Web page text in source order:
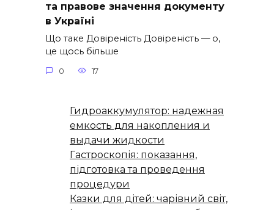
та правове значення документу
в Україні
Що таке Довіреність Довіреність — о,
це щось більше
0 17
Гидроаккумулятор: надежная
емкость для накопления и
выдачи жидкости
Гастроскопія: показання,
підготовка та проведення
процедури
Казки для дітей: чарівний світ,